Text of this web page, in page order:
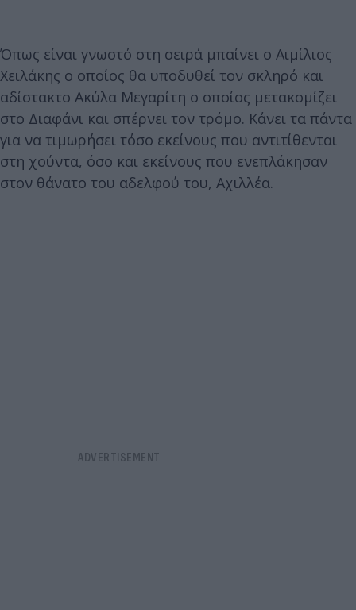
Όπως είναι γνωστό στη σειρά μπαίνει ο Αιμίλιος
Χειλάκης ο οποίος θα υποδυθεί τον σκληρό και
αδίστακτο Ακύλα Μεγαρίτη ο οποίος μετακομίζει
στο Διαφάνι και σπέρνει τον τρόμο. Κάνει τα πάντα
για να τιμωρήσει τόσο εκείνους που αντιτίθενται
στη χούντα, όσο και εκείνους που ενεπλάκησαν
στον θάνατο του αδελφού του, Αχιλλέα.